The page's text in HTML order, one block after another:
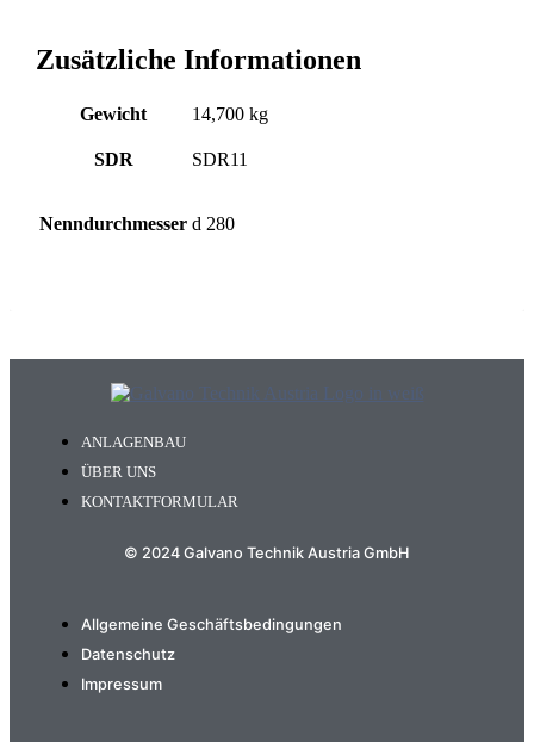
Zusätzliche Informationen
Gewicht 14,700 kg
SDR SDR11
Nenndurchmesser d 280
ANLAGENBAU
ÜBER UNS
KONTAKTFORMULAR
© 2024 Galvano Technik Austria GmbH
Allgemeine Geschäftsbedingungen
Datenschutz
Impressum